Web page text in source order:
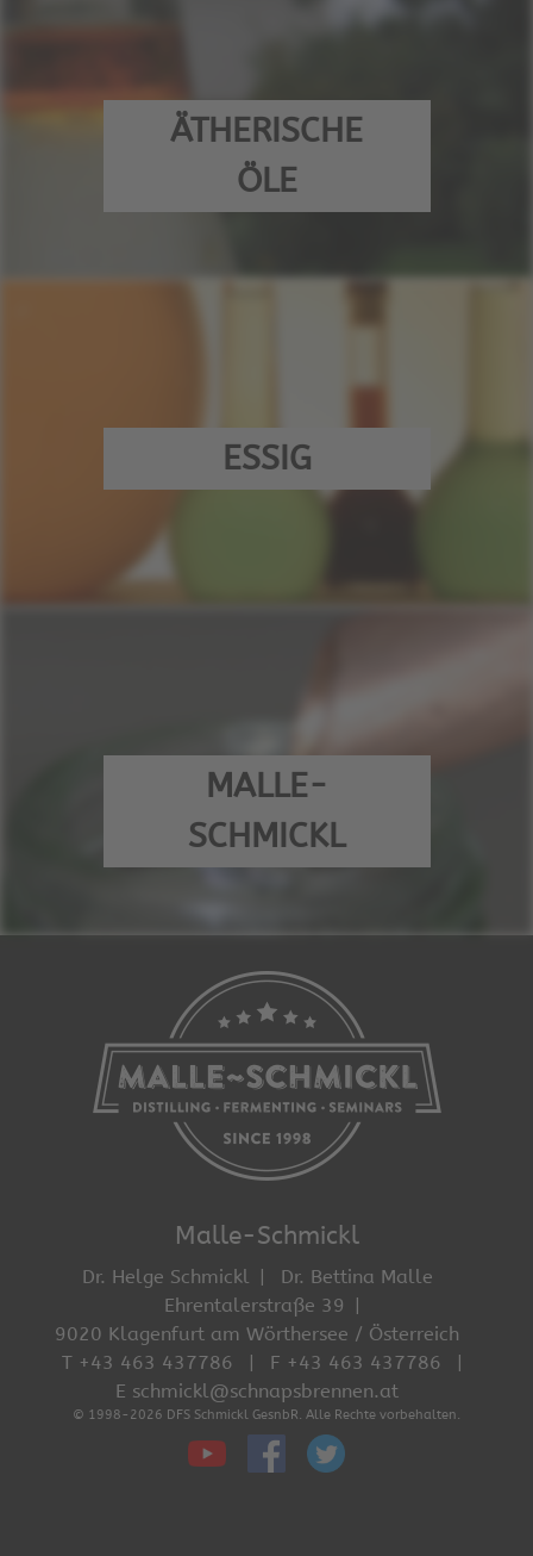
ÄTHERISCHE
ÖLE
ESSIG
MALLE-
SCHMICKL
Malle-Schmickl
Dr. Helge Schmickl
Dr. Bettina Malle
Ehrentalerstraße 39
9020 Klagenfurt am Wörthersee / Österreich
T +43 463 437786
F +43 463 437786
E schmickl@schnapsbrennen.at
© 1998-2026 DFS Schmickl GesnbR. Alle Rechte vorbehalten.